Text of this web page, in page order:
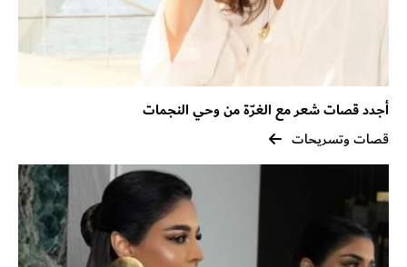
أجدد قصات شعر مع الغرّة من وحي النجمات
قصات وتسريحات